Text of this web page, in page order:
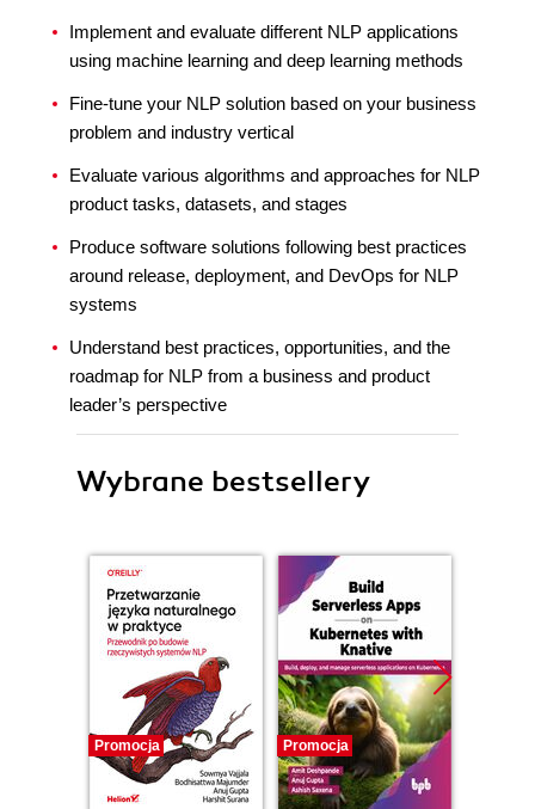
Implement and evaluate different NLP applications
using machine learning and deep learning methods
Fine-tune your NLP solution based on your business
problem and industry vertical
Evaluate various algorithms and approaches for NLP
product tasks, datasets, and stages
Produce software solutions following best practices
around release, deployment, and DevOps for NLP
systems
Understand best practices, opportunities, and the
roadmap for NLP from a business and product
leader’s perspective
Wybrane bestsellery
Promocja Promocja